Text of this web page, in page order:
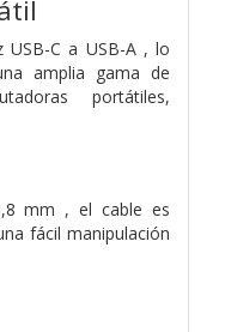
USB-C a USB-A , lo
amplia gama de
portátiles,
mm , el cable es
fácil manipulación